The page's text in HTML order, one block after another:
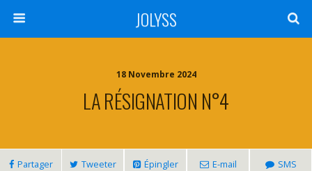
JOLYSS
18 Novembre 2024
LA RÉSIGNATION N°4
Partager Tweeter Épingler E-mail SMS